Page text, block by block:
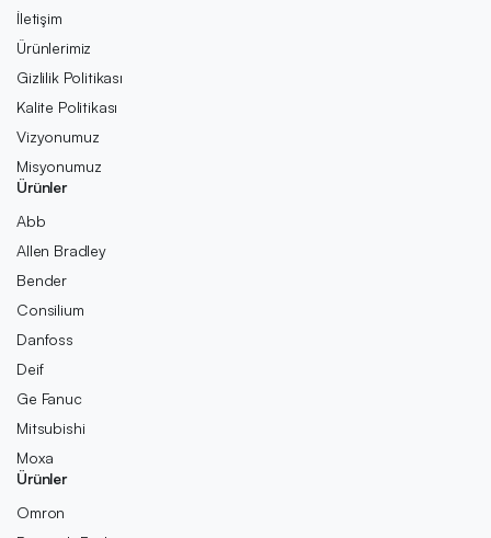
İletişim
Ürünlerimiz
Gizlilik Politikası
Kalite Politikası
Vizyonumuz
Misyonumuz
Ürünler
Abb
Allen Bradley
Bender
Consilium
Danfoss
Deif
Ge Fanuc
Mitsubishi
Moxa
Ürünler
Omron